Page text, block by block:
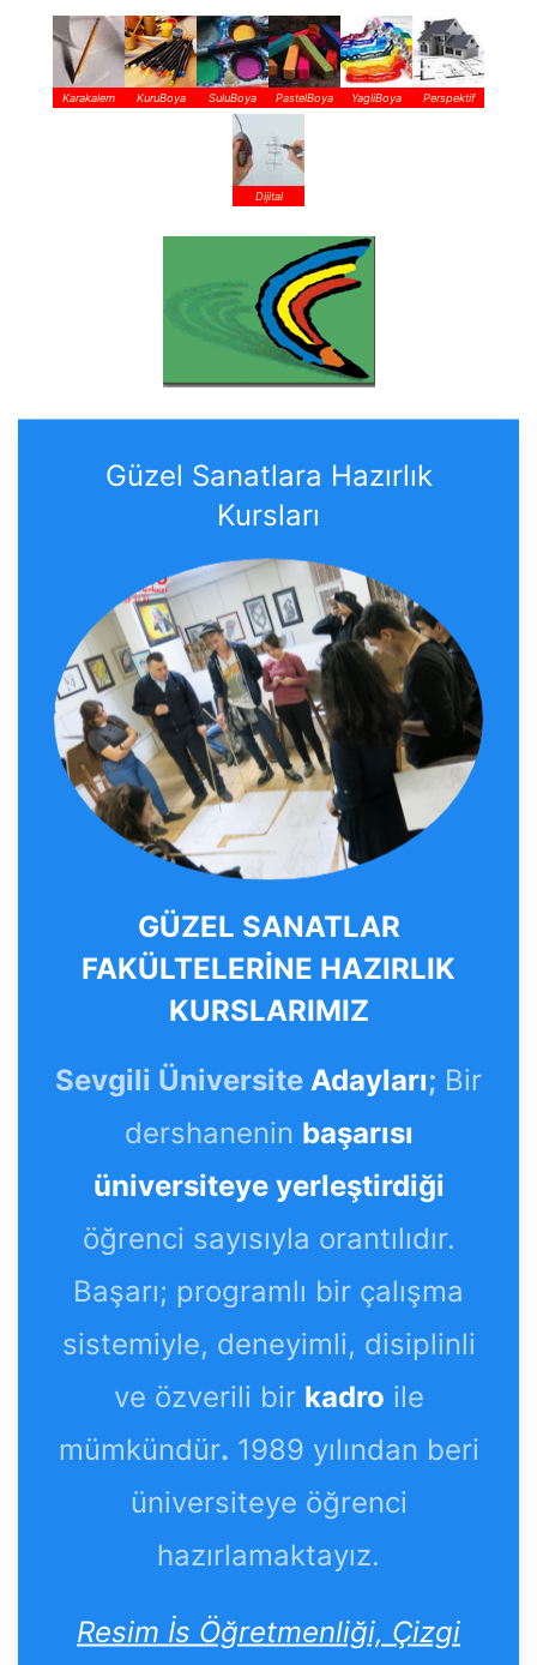
Karakalem KuruBoya SuluBoya PastelBoya YagliBoya Perspektif
Dijital
Güzel Sanatlara Hazırlık
Kursları
GÜZEL SANATLAR
FAKÜLTELERİNE HAZIRLIK
KURSLARIMIZ
Sevgili Üniversite Adayları; Bir
dershanenin başarısı
üniversiteye yerleştirdiği
öğrenci sayısıyla orantılıdır.
Başarı; programlı bir çalışma
sistemiyle, deneyimli, disiplinli
ve özverili bir kadro ile
mümkündür. 1989 yılından beri
üniversiteye öğrenci
hazırlamaktayız.
Resim İs Öğretmenliği, Çizgi